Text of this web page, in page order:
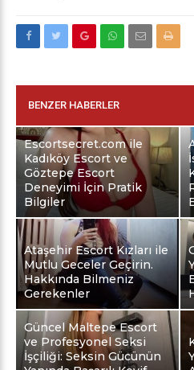
BENZER HABERLER
Escortsecret.com ile
Kadıköy Escort ve
Göztepe Escort
Deneyimi İçin Pratik
Bilgiler
Ataşehir Escort Kızları ile
Mutlu Geceler Geçirin.
Hakkında Bilmeniz
Gerekenler
Güncel Maltepe Escort
ve Profesyonel Seksi
İşçiliği: Seksin Gücünün